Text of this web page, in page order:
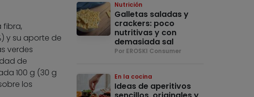
fibra,
y su aporte de
verdes
de
100 g (30 g
los
Nutrición
Galletas saladas y
crackers: poco
nutritivas y con
demasiada sal
Por EROSKI Consumer
En la cocina
Ideas de aperitivos